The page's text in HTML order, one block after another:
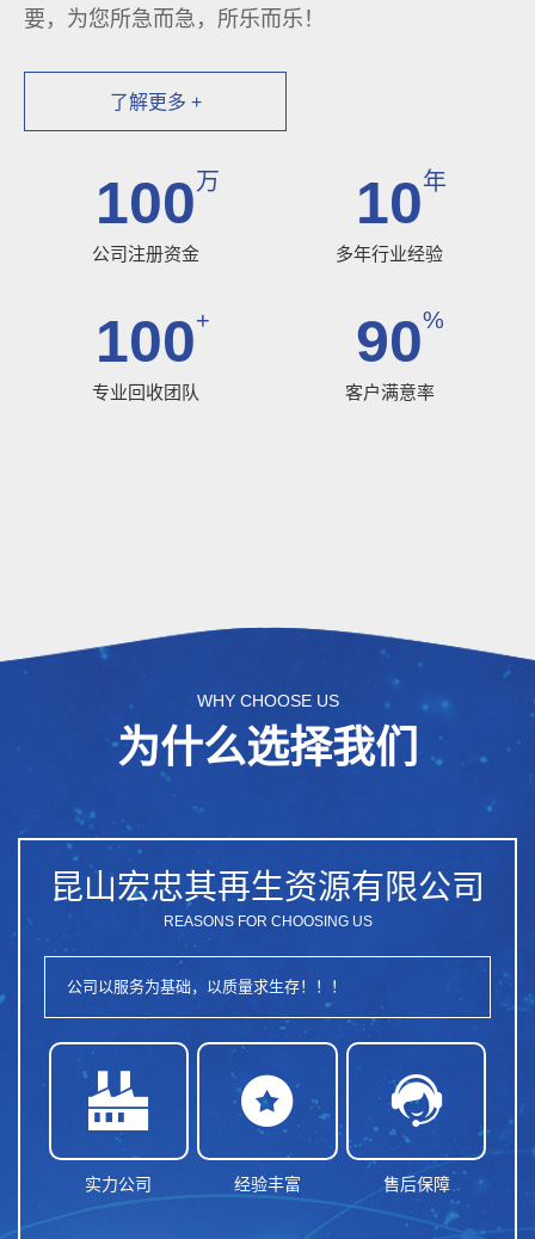
要，为您所急而急，所乐而乐！
了解更多 +
100万
公司注册资金
10年
多年行业经验
100+
专业回收团队
90%
客户满意率
WHY CHOOSE US
为什么选择我们
昆山宏忠其再生资源有限公司
REASONS FOR CHOOSING US
公司以服务为基础，以质量求生存！！！

实力公司

经验丰富

售后保障